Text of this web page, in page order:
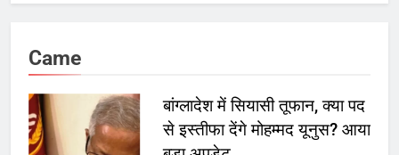
Came
बांग्लादेश में सियासी तूफान, क्या पद
से इस्तीफा देंगे मोहम्मद यूनुस? आया